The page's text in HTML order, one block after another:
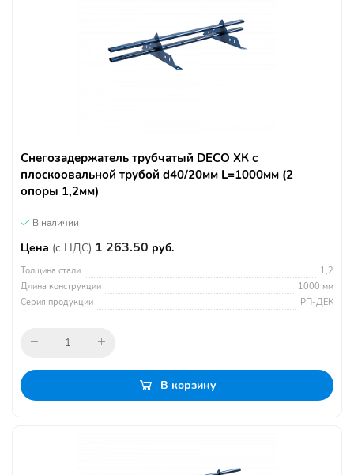
Снегозадержатель трубчатый DECO ХК с
плоскоовальной трубой d40/20мм L=1000мм (2
опоры 1,2мм)
В наличии
Цена (с НДС) 1 263.50 руб.
Толщина стали
1,2
Длина конструкции
1000 мм
Серия продукции
РП-ДЕК
В корзину